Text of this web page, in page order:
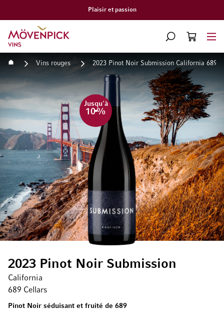
Plaisir et passion
Aller à la page d'accueil
CHERCHERPANIERMinicart
Accueil Vins rouges 2023 Pinot Noir Submission California 689
Jusqu'à
10%
2023 Pinot Noir Submission
California
689 Cellars
Pinot Noir séduisant et fruité de 689
Passer à la fin de la galerie d’images
Passer au début de la